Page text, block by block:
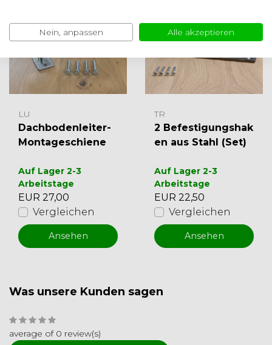
LU
Dachbodenleiter-
Montageschiene
Auf Lager 2-3
Arbeitstage
EUR 27,00
Vergleichen
Ansehen
TR
2 Befestigungshak
en aus Stahl (Set)
Auf Lager 2-3
Arbeitstage
EUR 22,50
Vergleichen
Ansehen
Was unsere Kunden sagen
average of 0 review(s)
Nein, anpassen Alle akzeptieren